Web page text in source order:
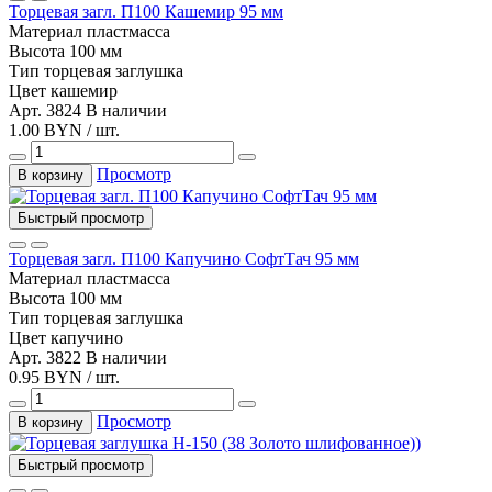
Торцевая загл. П100 Кашемир 95 мм
Материал пластмасса
Высота 100 мм
Тип торцевая заглушка
Цвет кашемир
Арт. 3824 В наличии
1.00 BYN / шт.
В корзину Просмотр
Быстрый просмотр
Торцевая загл. П100 Капучино СофтТач 95 мм
Материал пластмасса
Высота 100 мм
Тип торцевая заглушка
Цвет капучино
Арт. 3822 В наличии
0.95 BYN / шт.
В корзину Просмотр
Быстрый просмотр